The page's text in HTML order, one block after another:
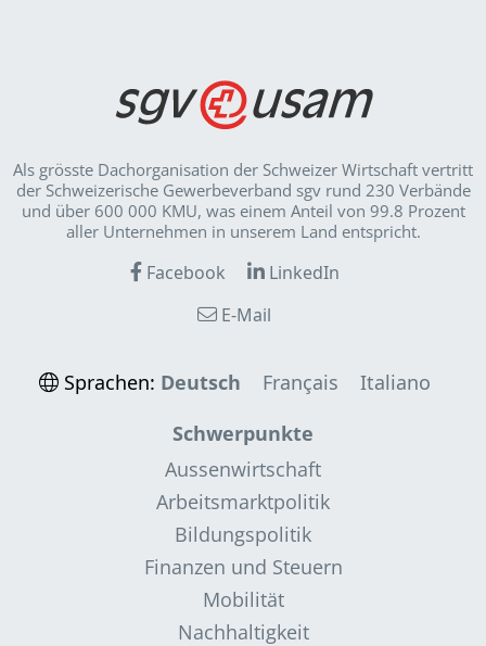
Als grösste Dachorganisation der Schweizer Wirt­schaft vertritt
der Schweizerische Gewerbeverband sgv rund 230 Verbände
und über 600 000 KMU, was einem Anteil von 99.8 Prozent
aller Unternehmen in unserem Land entspricht.
Facebook
LinkedIn
E-Mail
Sprachen: Deutsch Français
Italiano
Schwerpunkte
Aussenwirtschaft
Arbeitsmarktpolitik
Bildungspolitik
Finanzen und Steuern
Mobilität
Nachhaltigkeit